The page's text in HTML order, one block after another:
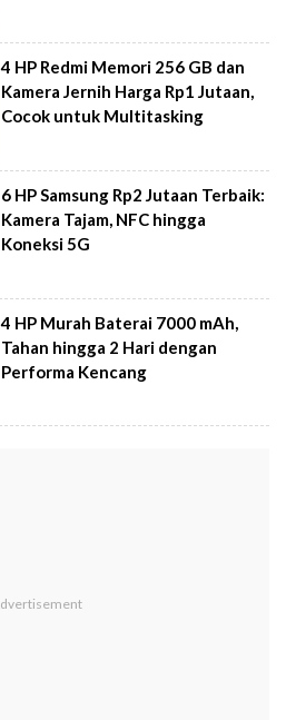
4 HP Redmi Memori 256 GB dan
Kamera Jernih Harga Rp1 Jutaan,
Cocok untuk Multitasking
6 HP Samsung Rp2 Jutaan Terbaik:
Kamera Tajam, NFC hingga
Koneksi 5G
4 HP Murah Baterai 7000 mAh,
Tahan hingga 2 Hari dengan
Performa Kencang